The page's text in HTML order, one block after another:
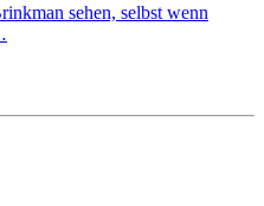
sehen, selbst wenn